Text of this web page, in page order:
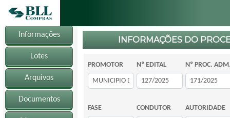
Informações
Lotes
Arquivos
Documentos
INFORMAÇÕES DO
PROMOTOR Nº EDITAL Nº PROC.
FASE CONDUTOR AUTORIDADE